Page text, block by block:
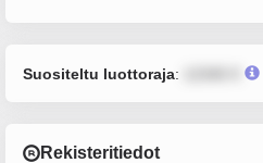
Suositeltu luottoraja:
Rekisteritiedot